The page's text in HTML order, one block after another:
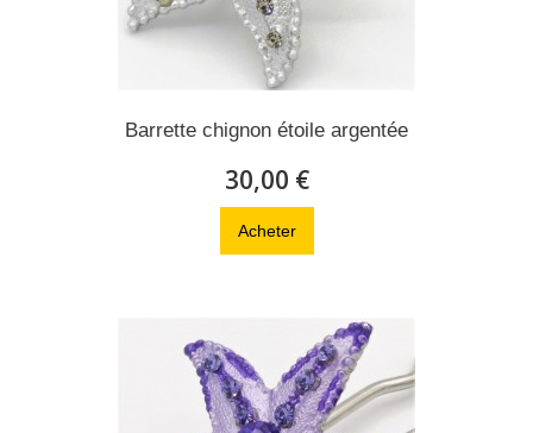
Barrette chignon étoile argentée
30,00 €
Acheter